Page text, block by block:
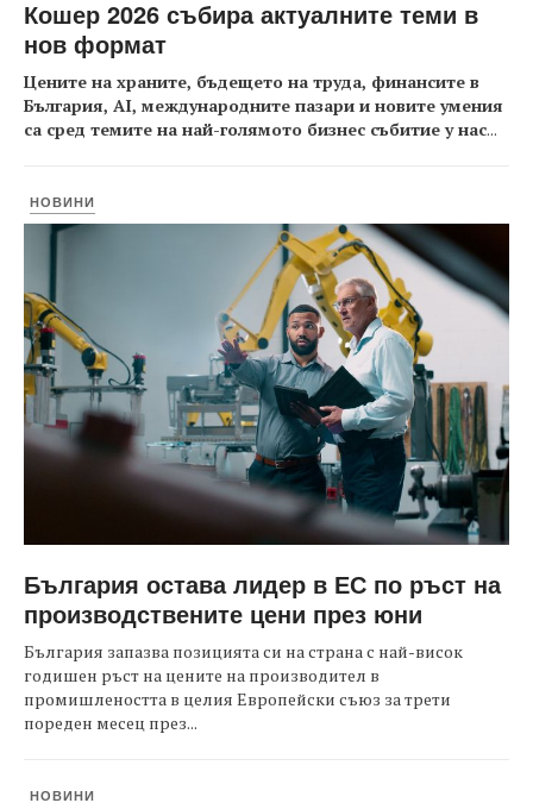
Кошер 2026 събира актуалните теми в
нов формат
Цените на храните, бъдещето на труда, финансите в
България, AI, международните пазари и новите умения
са сред темите на най-голямото бизнес събитие у нас...
НОВИНИ
България остава лидер в ЕС по ръст на
производствените цени през юни
България запазва позицията си на страна с най-висок
годишен ръст на цените на производител в
промишлеността в целия Европейски съюз за трети
пореден месец през...
НОВИНИ